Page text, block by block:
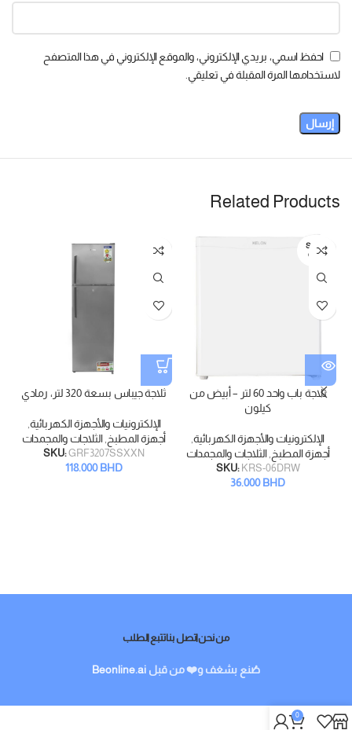
احفظ اسمي، بريدي الإلكتروني، والموقع الإلكتروني في هذا المتصفح
لاستخدامها المرة المقبلة في تعليقي.
Related Products
SOLD
OUT
ثلاجة باب واحد 60 لتر – أبيض من
كيلون
الإلكترونيات والأجهزة الكهربائية,
أجهزة المطبخ ,الثلاجات والمجمدات
SKU: KRS-06DRW
36.000BHD
ثلاجة جيباس بسعة 320 لتر، رمادي
الإلكترونيات والأجهزة الكهربائية
أجهزة المطبخ الثلاجات والمجمدات
SKU:GRF3207SSXXN
118.000BHD
من نحناتصل بناتتبع الطلب
صُنع بشغف و❤️ من قبل Beonline.ai
0